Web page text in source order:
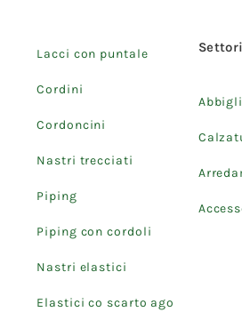
Lacci con puntale
Cordini
Cordoncini
Nastri trecciati
Piping
Piping con cordoli
Nastri elastici
Elastici co scarto ago